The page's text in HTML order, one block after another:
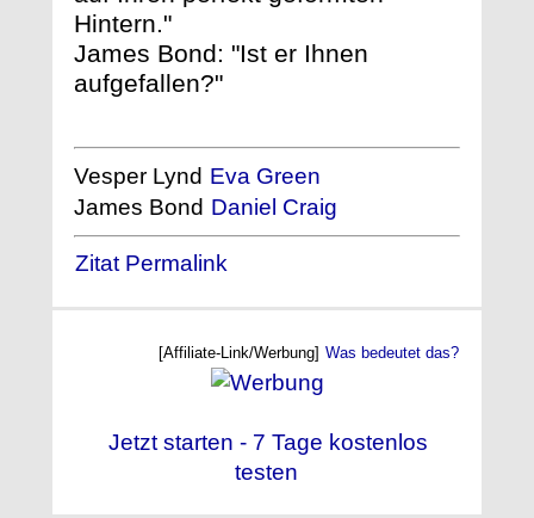
Hintern."
James Bond: "Ist er Ihnen
aufgefallen?"
Vesper Lynd Eva Green
James Bond Daniel Craig
Zitat Permalink
[Affiliate-Link/Werbung] Was bedeutet das?
Jetzt starten - 7 Tage kostenlos
testen